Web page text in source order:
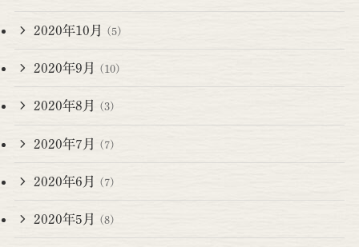
2020年10月 (5)
2020年9月 (10)
2020年8月 (3)
2020年7月 (7)
2020年6月 (7)
2020年5月 (8)